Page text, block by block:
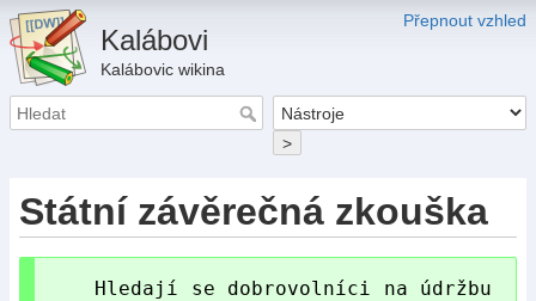
Přepnout vzhled
Kalábovi
Kalábovic wikina
>
Státní závěrečná zkouška
Hledají se dobrovolníci na údržbu